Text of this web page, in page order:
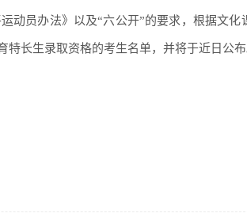
动员办法》以及“六公开”的要求，根据文化
特长生录取资格的考生名单，并将于近日公